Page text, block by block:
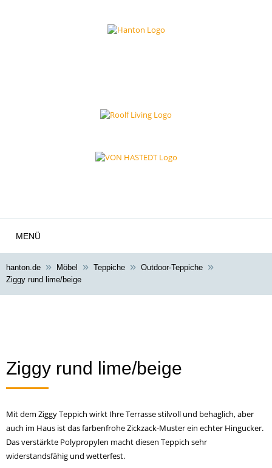
MENÜ
hanton.de Möbel Teppiche
Outdoor-Teppiche
Ziggy rund lime/beige
Ziggy rund lime/beige
Mit dem Ziggy Teppich wirkt Ihre Terrasse stilvoll und behaglich, aber
auch im Haus ist das farbenfrohe Zickzack-Muster ein echter Hingucker.
Das verstärkte Polypropylen macht diesen Teppich sehr
widerstandsfähig und wetterfest.